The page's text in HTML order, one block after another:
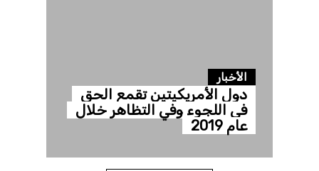
الأخبار
دول الأمريكيتين تقمع الحق
في اللجوء وفي التظاهر خلال
عام 2019